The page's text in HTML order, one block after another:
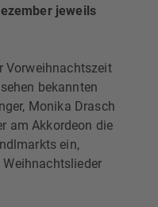
jeweils
Vorweihnachtszeit
bekannten
Monika Drasch
am Akkordeon die
ein,